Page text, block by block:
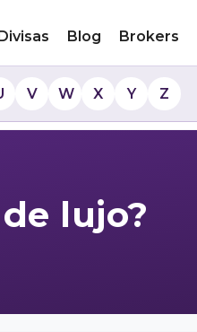
Blog Brokers
V W X Y Z
lujo?